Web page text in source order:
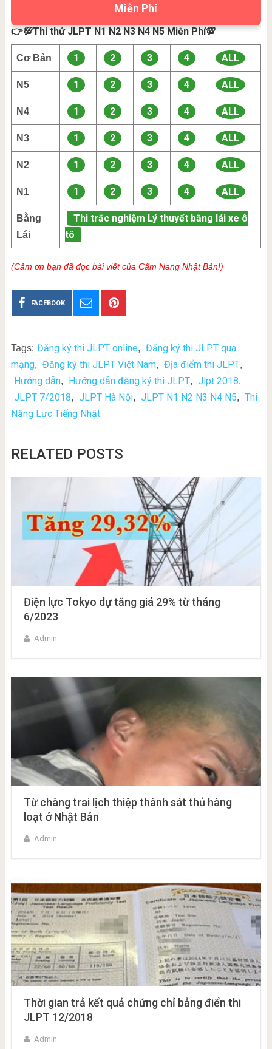
Miễn Phí
👉💯Thi thử JLPT N1 N2 N3 N4 N5 Miễn Phí💯
Cơ Bản 1 2 3 4 ALL
N5 1 2 3 4 ALL
N4 1 2 3 4 ALL
N3 1 2 3 4 ALL
N2 1 2 3 4 ALL
N1 1 2 3 4 ALL
Bằng
Lái
Thi trắc nghiệm Lý thuyết bằng lái xe ô
tô
(Cảm ơn bạn đã đọc bài viết của Cẩm Nang Nhật Bản!)
FACEBOOK
Tags: Đăng ký thi JLPT online, Đăng ký thi JLPT qua
mạng, Đăng ký thi JLPT Việt Nam, Địa điểm thi JLPT,
Hướng dẫn, Hướng dẫn đăng ký thi JLPT, Jlpt 2018,
JLPT 7/2018, JLPT Hà Nội, JLPT N1 N2 N3 N4 N5, Thi
Năng Lực Tiếng Nhật
RELATED POSTS
Điện lực Tokyo dự tăng giá 29% từ tháng
6/2023
Admin
Từ chàng trai lịch thiệp thành sát thủ hàng
loạt ở Nhật Bản
Admin
Thời gian trả kết quả chứng chỉ bảng điển thi
JLPT 12/2018
Admin